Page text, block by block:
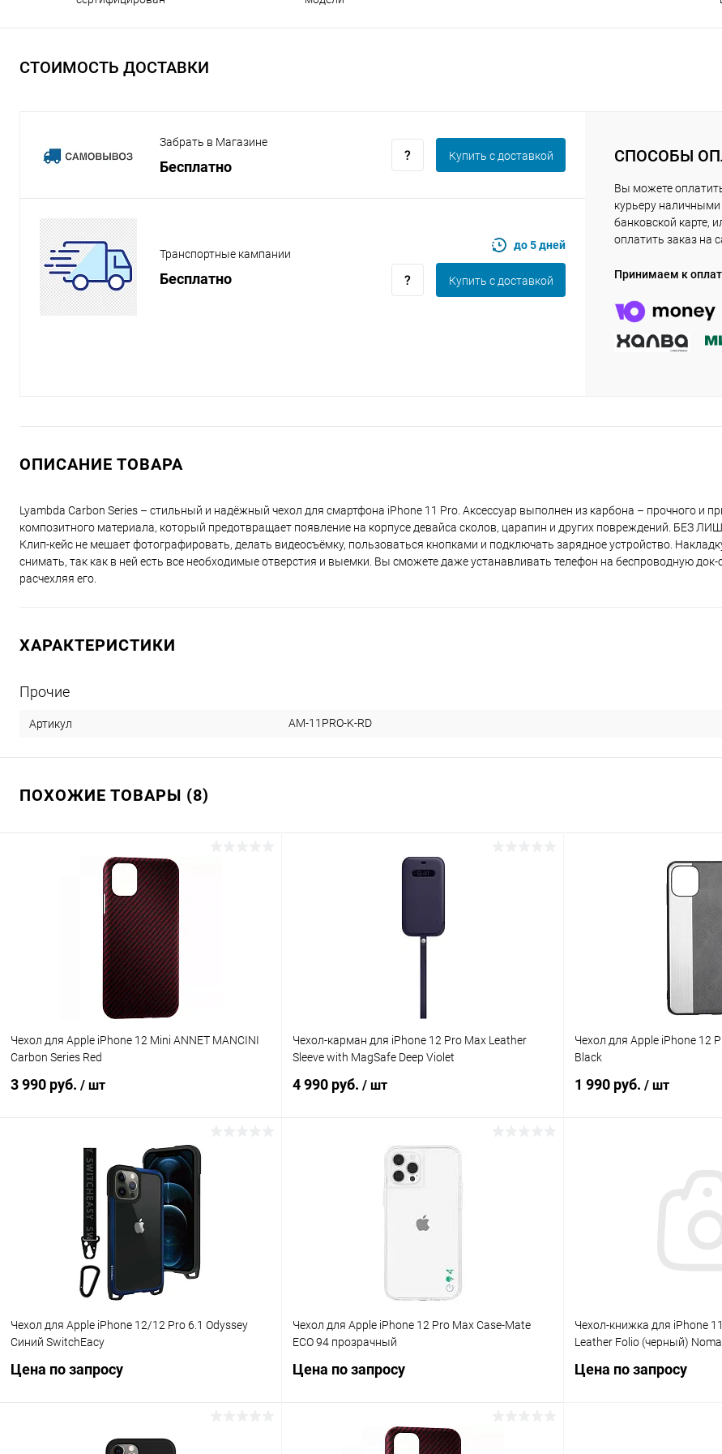
СТОИМОСТЬ ДОСТАВКИ
Забрать в Магазине
Бесплатно
Купить c доставкой
Транспортные кампании
Бесплатно
до 5 дней
Купить c доставкой
СПОСОБЫ
Вы можете
курьеру
банковской карте,
оплатить заказ на
Принимаем к
ОПИСАНИЕ ТОВАРА
Lyambda Сarbon Series – стильный и надёжный чехол для смартфона iPhone 11 Pro. Аксессуар выполнен из карбона – прочного и
композитного материала, который предотвращает появление на корпусе девайса сколов, царапин и других повреждений. БЕЗ
Клип-кейс не мешает фотографировать, делать видеосъёмку, пользоваться кнопками и подключать зарядное устройство.
снимать, так как в ней есть все необходимые отверстия и выемки. Вы сможете даже устанавливать телефон на беспроводную док-
расчехляя его.
ХАРАКТЕРИСТИКИ
Прочие
Артикул AM-11PRO-K-RD
ПОХОЖИЕ ТОВАРЫ (8)
Чехол для Apple iPhone 12 Mini ANNET MANCINI
Carbon Series Red
3 990 руб. / шт
В корзину
К сравнению
В избранное В наличии
Чехол-карман для iPhone 12 Pro Max Leather
Sleeve with MagSafe Deep Violet
4 990 руб. / шт
В корзину
Чехол для Apple iPhone 12
Black
1 990 руб. / шт
Чехол для Apple iPhone 12/12 Pro 6.1 Odyssey
Синий SwitchEacy
Цена по запросу
Запросить цену
Чехол для Apple iPhone 12 Pro Max Case-Mate
ECO 94 прозрачный
Цена по запросу
Запросить цену
Чехол-книжка для iPhone
Leather Folio (черный)
Цена по запросу
Получайте товарвыбранный способом
Подробнееоб оплате Плайтом
25
раз в 2 недели
8 800 302-02-51